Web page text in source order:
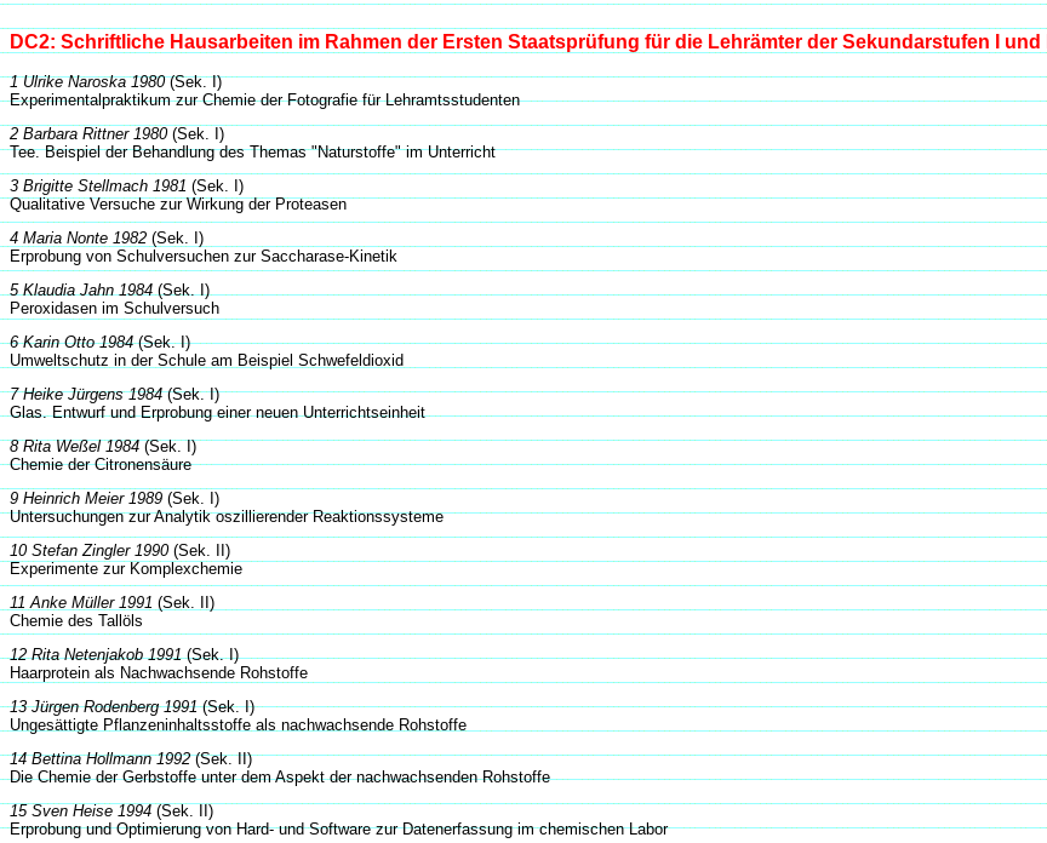
DC2: Schriftliche Hausarbeiten im Rahmen der Ersten Staatsprüfung für die Lehrämter der Sekundarstufen I und II
1 Ulrike Naroska 1980(Sek. I)
Experimentalpraktikum zur Chemie der Fotografie für Lehramtsstudenten
2 Barbara Rittner 1980(Sek. I)
Tee. Beispiel der Behandlung des Themas "Naturstoffe" im Unterricht
3 Brigitte Stellmach 1981 (Sek. I)
Qualitative Versuche zur Wirkung der Proteasen
4 Maria Nonte 1982 (Sek. I)
Erprobung von Schulversuchen zur Saccharase-Kinetik
5 Klaudia Jahn 1984(Sek. I)
Peroxidasen im Schulversuch
6 Karin Otto 1984(Sek. I)
Umweltschutz in der Schule am Beispiel Schwefeldioxid
7 Heike Jürgens 1984(Sek. I)
Glas. Entwurf und Erprobung einer neuen Unterrichtseinheit
8 Rita Weßel 1984(Sek. I)
Chemie der Citronensäure
9 Heinrich Meier 1989 (Sek. I)
Untersuchungen zur Analytik oszillierender Reaktionssysteme
10 Stefan Zingler 1990(Sek. II)
Experimente zur Komplexchemie
11 Anke Müller 1991 (Sek. II)
Chemie des Tallöls
12 Rita Netenjakob 1991(Sek. I)
Haarprotein als Nachwachsende Rohstoffe
13 Jürgen Rodenberg 1991(Sek. I)
Ungesättigte Pflanzeninhaltsstoffe als nachwachsende Rohstoffe
14 Bettina Hollmann 1992(Sek. II)
Die Chemie der Gerbstoffe unter dem Aspekt der nachwachsenden Rohstoffe
15 Sven Heise 1994 (Sek. II)
Erprobung und Optimierung von Hard- und Software zur Datenerfassung im chemischen Labor